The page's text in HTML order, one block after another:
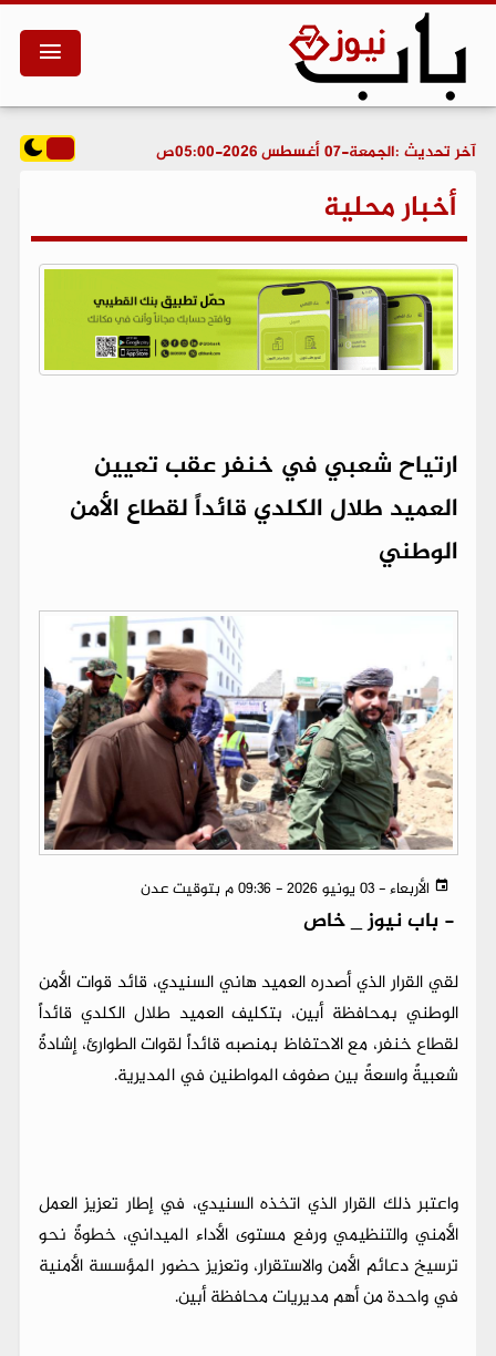
آخر تحديث :الجمعة-07 أغسطس 2026-05:00ص
أخبار محلية
ارتياح شعبي في خنفر عقب تعيين
العميد طلال الكلدي قائداً لقطاع الأمن
الوطني
الأربعاء - 03 يونيو 2026 - 09:36 م بتوقيت عدن
- باب نيوز _ خاص
لقي القرار الذي أصدره العميد هاني السنيدي، قائد قوات الأمن
الوطني بمحافظة أبين، بتكليف العميد طلال الكلدي قائداً
لقطاع خنفر، مع الاحتفاظ بمنصبه قائداً لقوات الطوارئ، إشادةً
شعبيةً واسعةً بين صفوف المواطنين في المديرية.
واعتبر ذلك القرار الذي اتخذه السنيدي، في إطار تعزيز العمل
الأمني والتنظيمي ورفع مستوى الأداء الميداني، خطوةً نحو
ترسيخ دعائم الأمن والاستقرار، وتعزيز حضور المؤسسة الأمنية
في واحدة من أهم مديريات محافظة أبين.